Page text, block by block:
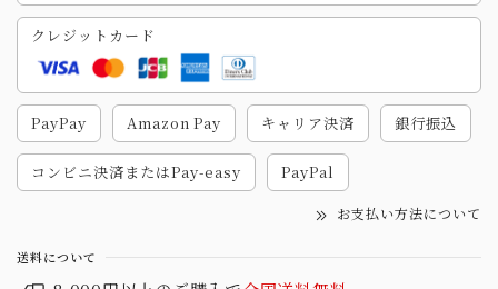
クレジットカード
PayPay Amazon Pay キャリア決済 銀行振込
コンビニ決済またはPay-easy PayPal
お支払い方法について
送料について